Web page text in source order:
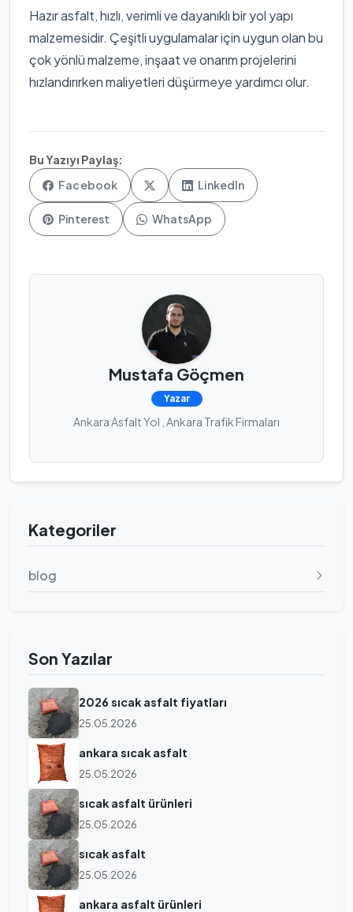
Hazır asfalt, hızlı, verimli ve dayanıklı bir yol yapı
malzemesidir. Çeşitli uygulamalar için uygun olan bu
çok yönlü malzeme, inşaat ve onarım projelerini
hızlandırırken maliyetleri düşürmeye yardımcı olur.
Bu Yazıyı Paylaş:
Facebook
LinkedIn
Pinterest WhatsApp
Mustafa Göçmen
Yazar
Ankara Asfalt Yol , Ankara Trafik Firmaları
Kategoriler
blog
Son Yazılar
2026 sıcak asfalt fiyatları
25.05.2026
ankara sıcak asfalt
25.05.2026
sıcak asfalt ürünleri
25.05.2026
sıcak asfalt
25.05.2026
ankara asfalt ürünleri